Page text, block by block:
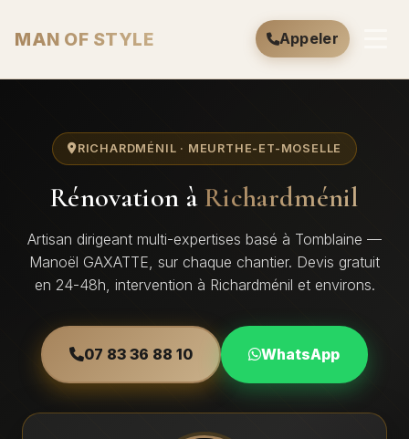
MAN OF STYLE Appeler
RICHARDMÉNIL · MEURTHE-ET-MOSELLE
Rénovation à Richardménil
Artisan dirigeant multi-expertises basé à Tomblaine —
Manoël GAXATTE, sur chaque chantier. Devis gratuit
en 24-48h, intervention à Richardménil et environs.
07 83 36 88 10 WhatsApp